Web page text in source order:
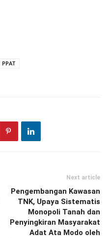
PPAT
Next article
Pengembangan Kawasan
TNK, Upaya Sistematis
Monopoli Tanah dan
Penyingkiran Masyarakat
Adat Ata Modo oleh